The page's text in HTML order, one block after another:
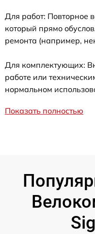
Для работ: Повторное
который прямо
ремонта (например,
Для комплектующих:
работе или
нормальном
Показать полностью